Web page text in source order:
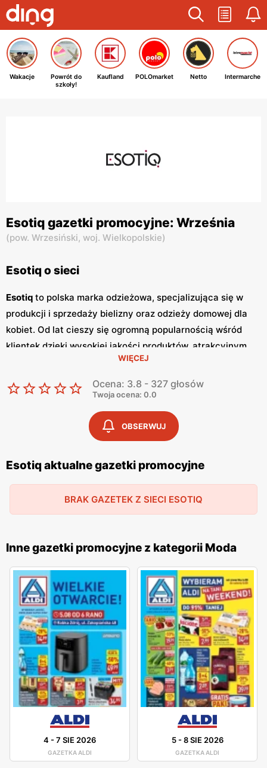
Wakacje
Powrót do
szkoły!
Kaufland POLOmarket Netto Intermarche
Esotiq gazetki promocyjne: Września
(pow. Wrzesiński, woj. Wielkopolskie)
Esotiq o sieci
Esotiq to polska marka odzieżowa, specjalizująca się w
produkcji i sprzedaży bielizny oraz odzieży domowej dla
kobiet. Od lat cieszy się ogromną popularnością wśród
klientek dzięki wysokiej jakości produktów, atrakcyjnym
oraz nowoczesnym wzorom. Klientki cenią
sobie szeroki wybór, częste promocje oraz dbałość o
detale, które sprawiają, że bielizna
trwała. Jednym z kluczowych elementów strategii
Esotiq są regularnie wydawane
Gazetkite prezentują najnowsze kolekcje,
wyprzedaże oraz specjalne oferty, dzięki czemu klientki
mogą planować swoje zakupy i korzystać z wyjątkowych
papierowej w sklepach, jak i online, co umożliwia łatwy
sprawia, że cieszą się one dużym uznaniem wśród klientek.
Firma stawia na innowacyjność i ciągłe udoskonalanie
swoich wyrobów, co pozwala na oferowanie bielizny, która
jest nie tylko modna, ale także wygodna i trwała. Sklepy
Esotiqsą obecne w całej Polsce, oferując swoje produkty
w licznych placówkach oraz w sklepie internetowym.
Dzięki temu klientki mają łatwy dostęp do szerokiej gamy
bielizny i odzieży domowej, które mogą zakupić w dogodny
dla siebie sposób. Firma kładzie duży nacisk na jakość
obsługi oraz pomoc w wyborze odpowiednich produktów,
co przekłada się na zadowolenie i lojalność klientek.
WIĘCEJ
Ocena: 3.8 - 327 głosów
Twoja ocena: 0.0
OBSERWUJ
Esotiq aktualne gazetki promocyjne
BRAK GAZETEK Z SIECI ESOTIQ
Inne gazetki promocyjne z kategorii Moda
4 -7 SIE 2026
GAZETKA ALDI
5-8 SIE 2026
GAZETKA ALDI